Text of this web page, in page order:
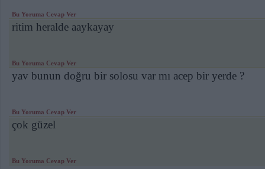
Bu Yoruma Cevap Ver
ritim heralde aaykayay
Bu Yoruma Cevap Ver
yav bunun doğru bir solosu var mı acep bir yerde ?
Bu Yoruma Cevap Ver
çok güzel
Bu Yoruma Cevap Ver